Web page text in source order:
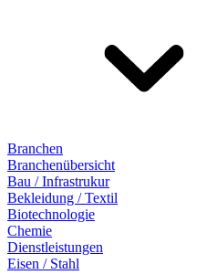
Branchen
Branchenübersicht
Bau / Infrastrukur
Bekleidung / Textil
Biotechnologie
Chemie
Dienstleistungen
Eisen / Stahl